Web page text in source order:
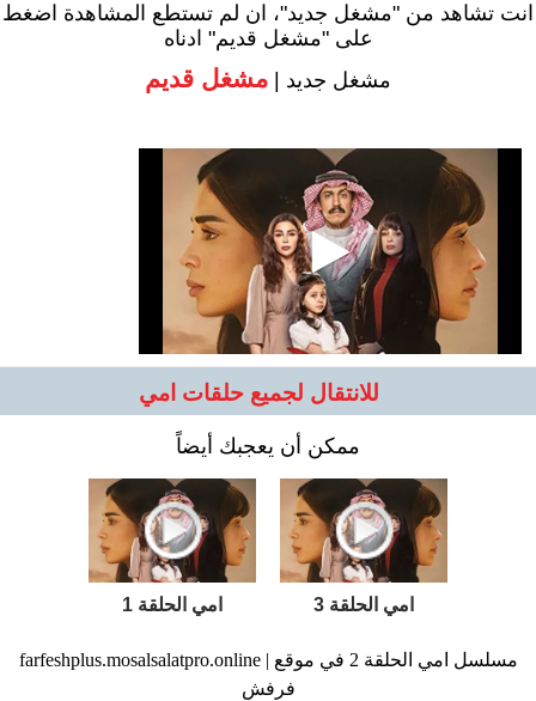
انت تشاهد من "مشغل جديد"، ان لم تستطع المشاهدة اضغط
على "مشغل قديم" ادناه
مشغل جديد | مشغل قديم
للانتقال لجميع حلقات امي
ممكن أن يعجبك أيضاً
امي الحلقة 3 امي الحلقة 1
farfeshplus.mosalsalatpro.online | مسلسل امي الحلقة 2 في موقع
فرفش